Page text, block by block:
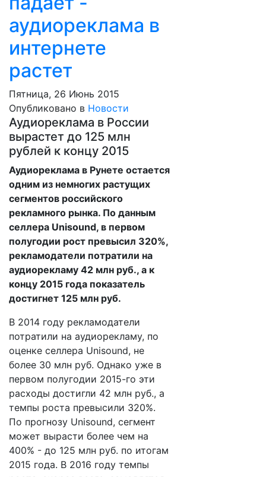
аудиореклама в
интернете
растет
Пятница, 26 Июнь 2015
Опубликовано в Новости
Аудиореклама в России
вырастет до 125 млн
рублей к концу 2015
Аудиореклама в Рунете остается
одним из немногих растущих
сегментов российского
рекламного рынка. По данным
селлера Unisound, в первом
полугодии рост превысил 320%,
рекламодатели потратили на
аудиорекламу 42 млн руб., а к
концу 2015 года показатель
достигнет 125 млн руб.
В 2014 году рекламодатели
потратили на аудиорекламу, по
оценке селлера Unisound, не
более 30 млн руб. Однако уже в
первом полугодии 2015-го эти
расходы достигли 42 млн руб., а
темпы роста превысили 320%.
По прогнозу Unisound, сегмент
может вырасти более чем на
400% - до 125 млн руб. по итогам
2015 года. В 2016 году темпы